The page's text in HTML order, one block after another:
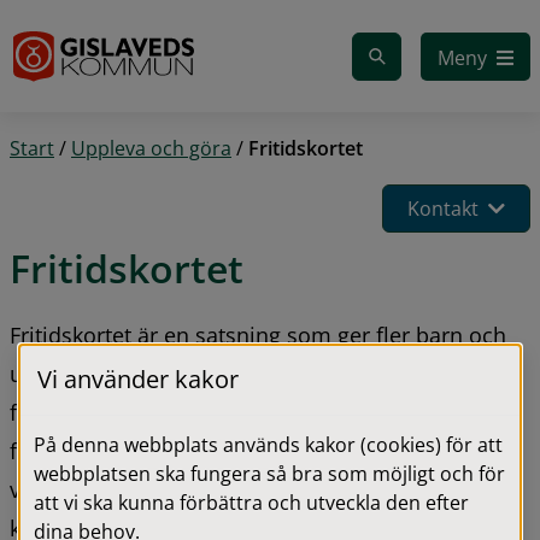
Meny
Start/ Uppleva och göra / Fritidskortet
Kontakt
Fritidskortet
Fritidskortet är en satsning som ger fler barn och
unga möjlighet att delta i meningsfulla
fritidsaktiviteter – oavsett ekonomiska
förutsättningar. Kortet kan användas för att betala
vissa aktiviteter inom idrott, kultur, friluftsliv,
kulturskola och föreningsliv.
Vi använder kakor
På denna webbplats används kakor (cookies) för att
webbplatsen ska fungera så bra som möjligt och för
att vi ska kunna förbättra och utveckla den efter
dina behov.